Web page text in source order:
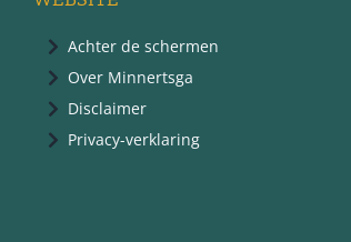
Achter de schermen
Over Minnertsga
Disclaimer
Privacy-verklaring